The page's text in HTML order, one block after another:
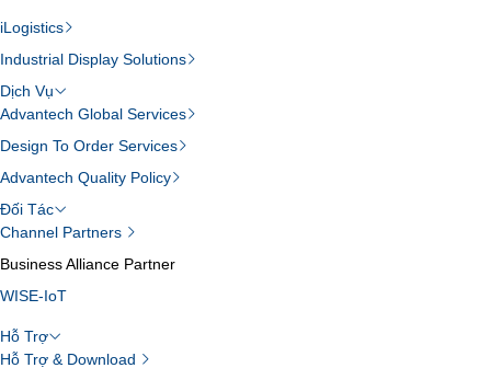
iLogistics
Industrial Display Solutions
Dịch Vụ
Advantech Global Services
Design To Order Services
Advantech Quality Policy
Đối Tác
Channel Partners
Business Alliance Partner
WISE-IoT
Hỗ Trợ
Hỗ Trợ & Download